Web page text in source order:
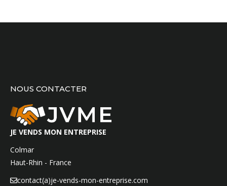
NOUS CONTACTER
JE VENDS MON ENTREPRISE
Colmar
Haut-Rhin - France
contact(a)je-vends-mon-entreprise.com